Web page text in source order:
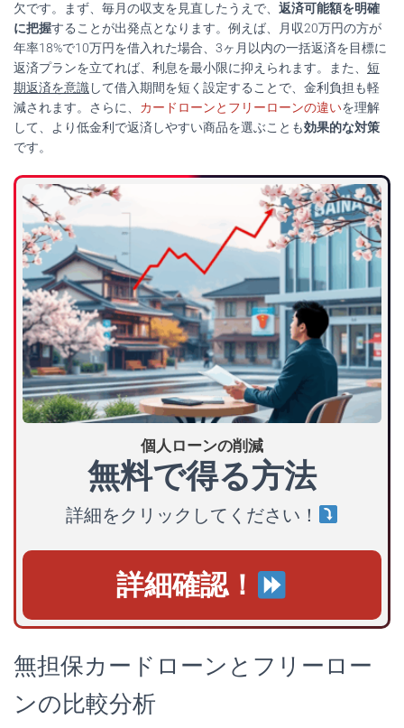
欠です。まず、毎月の収支を見直したうえで、 返済可能額を明確
に把握することが出発点となります。例えば、月収20万円の方が
年率18%で10万円を借入れた場合、3ヶ月以内の一括返済を目標に
返済プランを立てれば、利息を最小限に抑えられます。また、 短
期返済を意識して借入期間を短く設定することで、金利負担も軽
減されます。さらに、 カードローンとフリーローンの違いを理解
して、より低金利で返済しやすい商品を選ぶことも効果的な対策
です。
個人ローンの削減
無料で得る方法
詳細をクリックしてください！
詳細確認！
無担保カードローンとフリーロー
ンの比較分析